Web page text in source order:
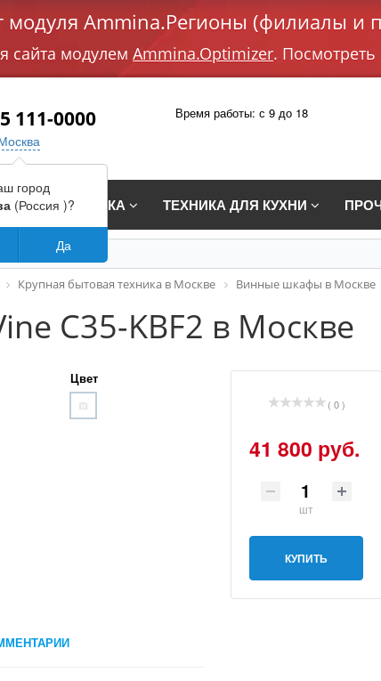
Ammina.Регионы (филиалы и
сайта модулем Ammina.Optimizer. Посмотреть
111-0000 Время работы: с 9 до 18
ТЕХНИКА ТЕХНИКА ДЛЯ КУХНИ
Крупная бытовая техника в Москве Винные шкафы в Москве
C35-KBF2 в Москве
Цвет
( 0 )
41 800 руб.
шт
КУПИТЬ
город
(Россия )?
Да